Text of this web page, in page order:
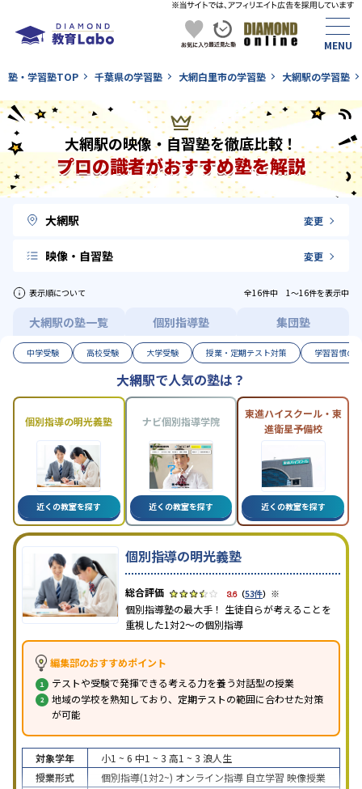
塾・学習塾TOP 千葉県の学習塾 大網白里市の学習塾 大網駅の学習塾
大網駅の映像・自習塾を徹底比較！
プロの識者がおすすめ塾を解説
大網駅 変更
映像・自習塾 変更
表示順について 全16件中 1〜16件を表示中
大網駅の塾一覧 個別指導塾 集団塾
中学受験 高校受験 大学受験 授業・定期テスト対策 学習習慣の
大網駅で人気の塾は？
個別指導の明光義塾
近くの教室を探す
ナビ個別指導学院
近くの教室を探す
東進ハイスクール・東
進衛星予備校
近くの教室を探す
個別指導の明光義塾
3.6（53件） ※
個別指導塾の最大手！ 生徒自らが考えることを
重視した1対2〜の個別指導
編集部のおすすめポイント
テストや受験で発揮できる考える力を養う対話型の授業
地域の学校を熟知しており、定期テストの範囲に合わせた対策
が可能
対象学年 小1 ~ 6 中1 ~ 3 高1 ~ 3 浪人生
授業形式
個別指導(1対2~) オンライン指導 自立学習 映像授業